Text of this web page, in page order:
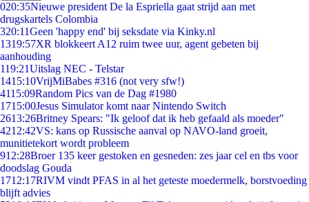
020:35Nieuwe president De la Espriella gaat strijd aan met
drugskartels Colombia
320:11Geen 'happy end' bij seksdate via Kinky.nl
1319:57XR blokkeert A12 ruim twee uur, agent gebeten bij
aanhouding
119:21Uitslag NEC - Telstar
1415:10VrijMiBabes #316 (not very sfw!)
4115:09Random Pics van de Dag #1980
1715:00Jesus Simulator komt naar Nintendo Switch
2613:26Britney Spears: "Ik geloof dat ik heb gefaald als moeder"
4212:42VS: kans op Russische aanval op NAVO-land groeit,
munitietekort wordt probleem
912:28Broer 135 keer gestoken en gesneden: zes jaar cel en tbs voor
doodslag Gouda
1712:17RIVM vindt PFAS in al het geteste moedermelk, borstvoeding
blijft advies